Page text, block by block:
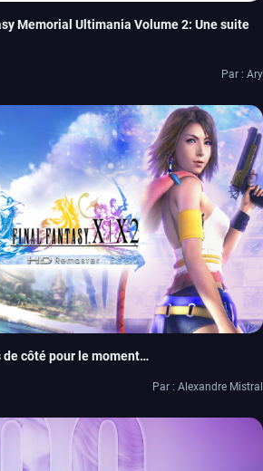
Memorial Ultimania Volume 2: Une suite
Par : Ary
de côté pour le moment…
Par : Alexandre Mistral